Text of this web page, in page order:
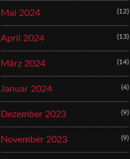
Mai 2024 (12)
April 2024 (13)
März 2024 (14)
Januar 2024 (4)
Dezember 2023 (9)
November 2023 (9)